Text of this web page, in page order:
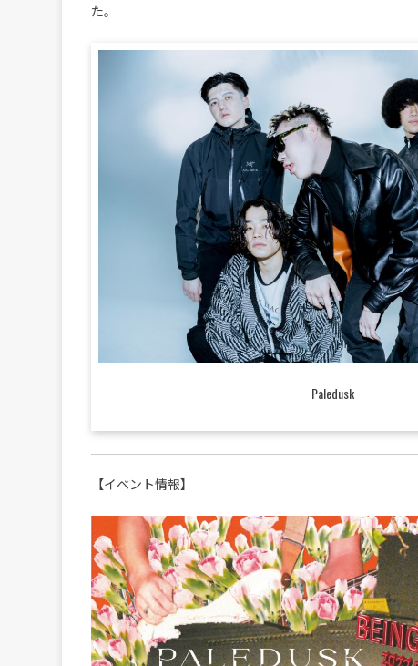
た。
Paledusk
【イベント情報】